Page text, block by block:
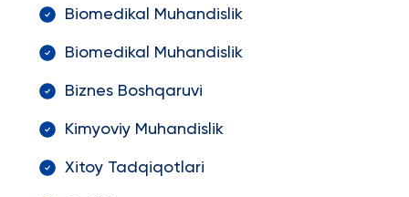
Biomedikal Muhandislik
Biomedikal Muhandislik
Biznes Boshqaruvi
Kimyoviy Muhandislik
Xitoy Tadqiqotlari